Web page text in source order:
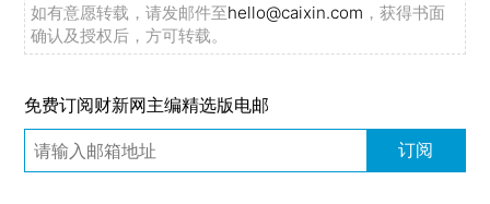
如有意愿转载，请发邮件至hello@caixin.com ，获得书面
确认及授权后，方可转载。
免费订阅财新网主编精选版电邮
订阅